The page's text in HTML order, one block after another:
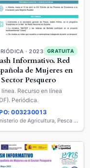
· 2023 GRATUITA
Informativo. Red
de Mujeres en
Pesquero
línea. Recurso en línea
Periódica.
003230013
Ministerio de Agricultura, Pesca y Alimentación